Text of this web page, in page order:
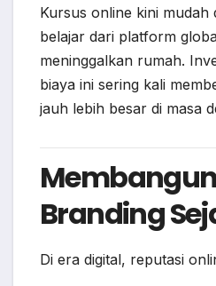
Kursus online kini mudah
belajar dari platform
meninggalkan rumah.
biaya ini sering kali
jauh lebih besar di masa
Branding
Di era digital, reputasi